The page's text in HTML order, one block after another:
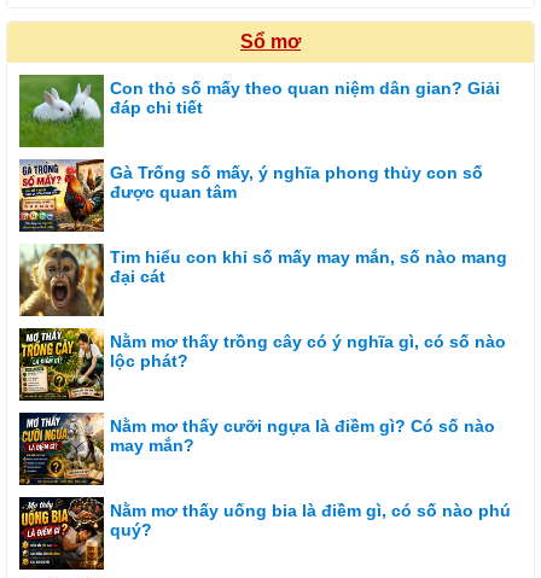
Sổ mơ
Con thỏ số mấy theo quan niệm dân gian? Giải
đáp chi tiết
Gà Trống số mấy, ý nghĩa phong thủy con số
được quan tâm
Tim hiểu con khỉ số mấy may mắn, số nào mang
đại cát
Nằm mơ thấy trồng cây có ý nghĩa gì, có số nào
lộc phát?
Nằm mơ thấy cưỡi ngựa là điềm gì? Có số nào
may mắn?
Nằm mơ thấy uống bia là điềm gì, có số nào phú
quý?